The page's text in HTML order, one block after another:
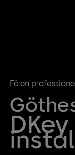
Få en